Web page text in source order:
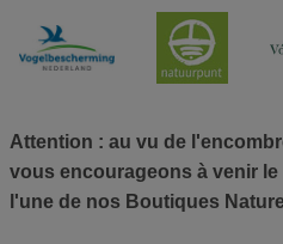
Attention : au vu de
vous encourageons à venir
l'une de nos Boutiques